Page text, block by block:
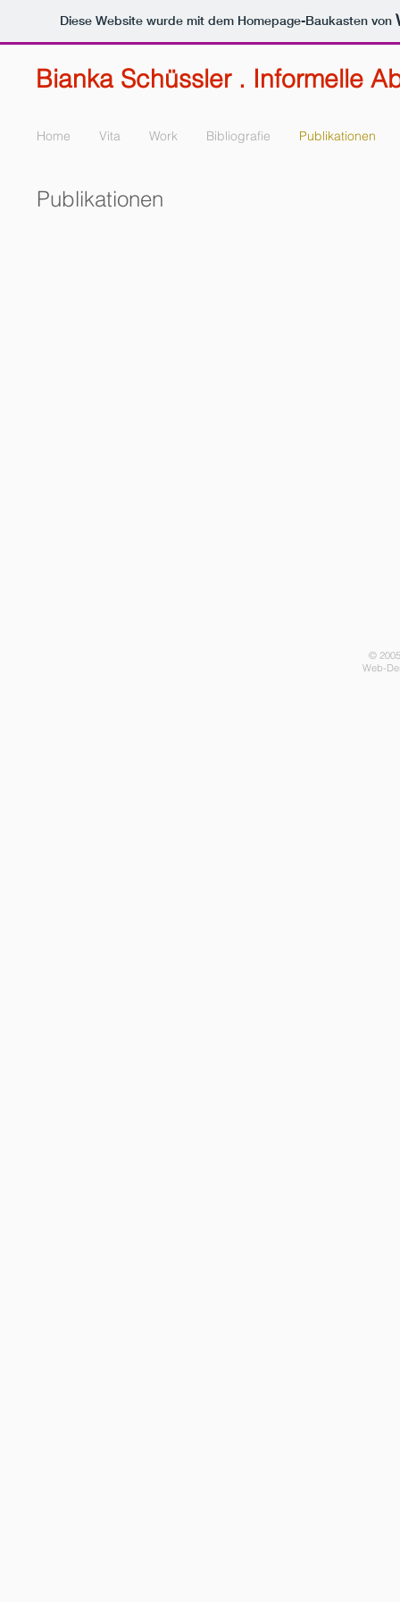
Diese Website wurde mit dem Homepage-Baukasten von
Bianka Schüssler . Informelle
Home Vita Work Bibliografie Publikationen
Publikationen
©
Web-